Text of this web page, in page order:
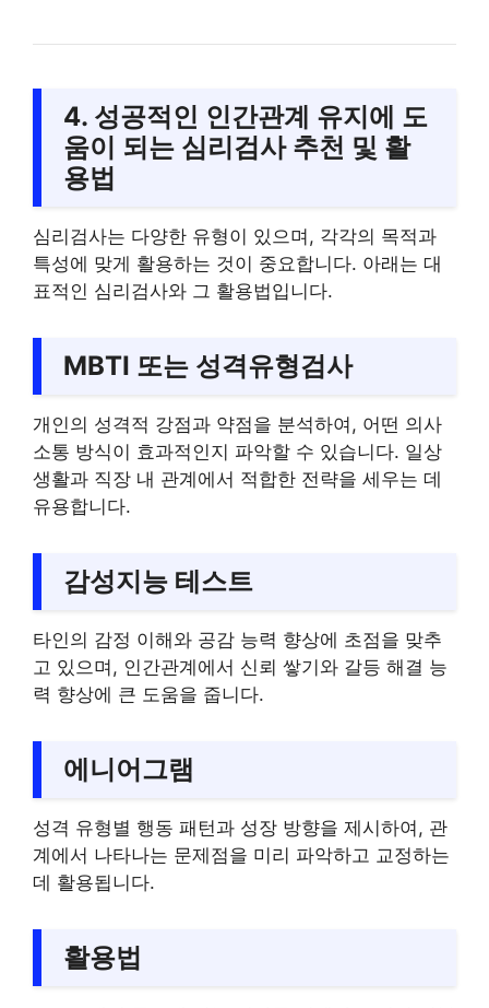
4. 성공적인 인간관계 유지에 도
움이 되는 심리검사 추천 및 활
용법
심리검사는 다양한 유형이 있으며, 각각의 목적과
특성에 맞게 활용하는 것이 중요합니다. 아래는 대
표적인 심리검사와 그 활용법입니다.
MBTI 또는 성격유형검사
개인의 성격적 강점과 약점을 분석하여, 어떤 의사
소통 방식이 효과적인지 파악할 수 있습니다. 일상
생활과 직장 내 관계에서 적합한 전략을 세우는 데
유용합니다.
감성지능 테스트
타인의 감정 이해와 공감 능력 향상에 초점을 맞추
고 있으며, 인간관계에서 신뢰 쌓기와 갈등 해결 능
력 향상에 큰 도움을 줍니다.
에니어그램
성격 유형별 행동 패턴과 성장 방향을 제시하여, 관
계에서 나타나는 문제점을 미리 파악하고 교정하는
데 활용됩니다.
활용법